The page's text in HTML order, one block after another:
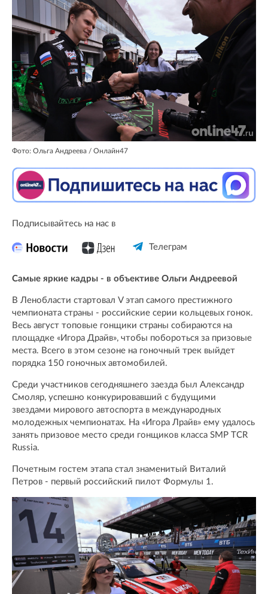
Фото: Ольга Андреева / Онлайн47
Подписывайтесь на нас в
Телеграм
Самые яркие кадры - в объективе Ольги Андреевой
В Ленобласти стартовал V этап самого престижного
чемпионата страны - российские серии кольцевых гонок.
Весь август топовые гонщики страны собираются на
площадке «Игора Драйв», чтобы побороться за призовые
места. Всего в этом сезоне на гоночный трек выйдет
порядка 150 гоночных автомобилей.
Среди участников сегодняшнего заезда был Александр
Смоляр, успешно конкурировавший с будущими
звездами мирового автоспорта в международных
молодежных чемпионатах. На «Игора Лрайв» ему удалось
занять призовое место среди гонщиков класса SMP TCR
Russia.
Почетным гостем этапа стал знаменитый Виталий
Петров - первый российский пилот Формулы 1.